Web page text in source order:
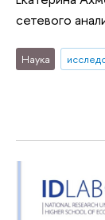
сетевого
Наука